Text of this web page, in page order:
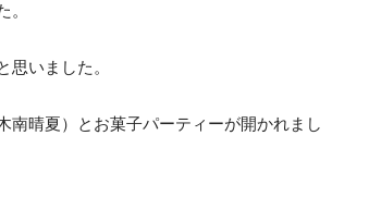
。
いました。
南晴夏）とお菓子パーティーが開かれまし